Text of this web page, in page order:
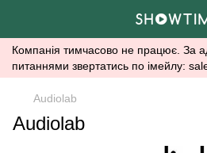
Компанія тимчасово не працює. За
питаннями звертатись по імейлу:
Audiolab
Audiolab